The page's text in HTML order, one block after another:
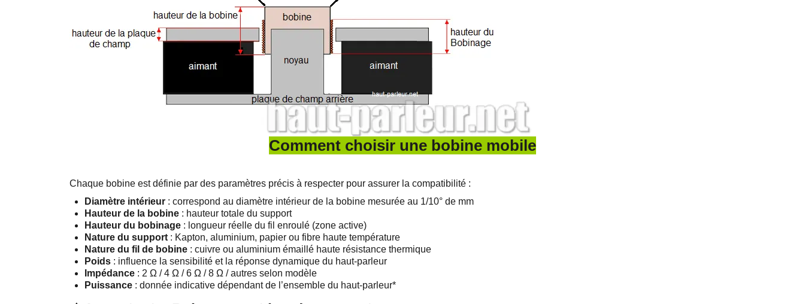
Comment choisir une bobine mobile
Chaque bobine est définie par des paramètres précis à respecter pour assurer la compatibilité :
Diamètre intérieur : correspond au diamètre intérieur de la bobine mesurée au 1/10° de mm
Hauteur de la bobine : hauteur totale du support
Hauteur du bobinage : longueur réelle du fil enroulé (zone active)
Nature du support : Kapton, aluminium, papier ou fibre haute température
Nature du fil de bobine : cuivre ou aluminium émaillé haute résistance thermique
Poids : influence la sensibilité et la réponse dynamique du haut-parleur
Impédance : 2 Ω / 4 Ω / 6 Ω / 8 Ω / autres selon modèle
Puissance : donnée indicative dépendant de l’ensemble du haut-parleur*